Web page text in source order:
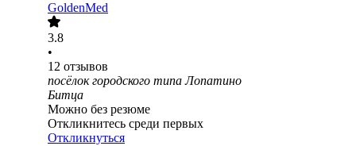
GoldenMed
3.8
•
12 отзывов
посёлок городского типа Лопатино
Битца
Можно без резюме
Откликнитесь среди первых
Откликнуться